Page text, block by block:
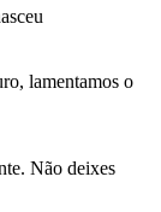
lamentamos o
Não deixes